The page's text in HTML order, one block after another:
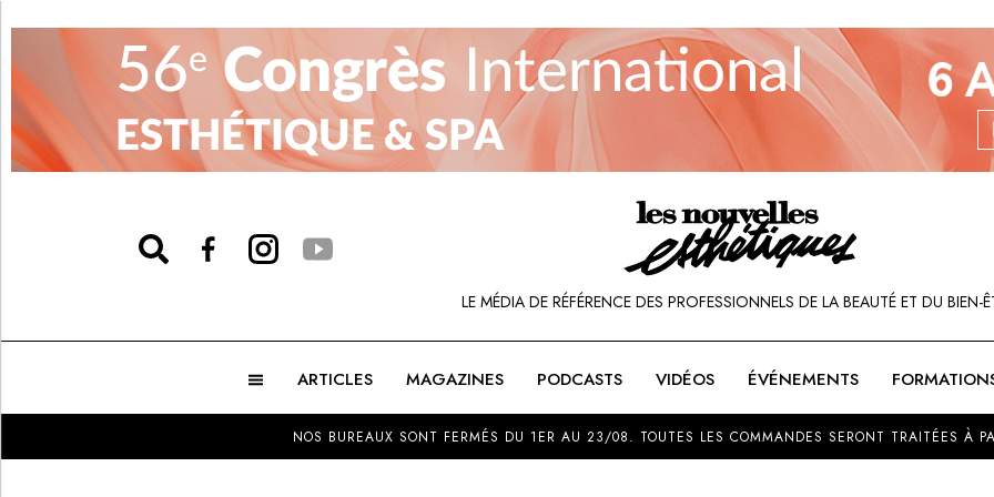
LE MÉDIA DE RÉFÉRENCE DES PROFESSIONNELS DE LA BEAUTÉ ET DU BIEN-
ARTICLES MAGAZINES PODCASTS VIDÉOS ÉVÉNEMENTS
NOS BUREAUX SONT FERMÉS DU 1ER AU 23/08. TOUTES LES COMMANDES SERONT TRAITÉES À